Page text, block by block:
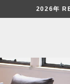
2026年